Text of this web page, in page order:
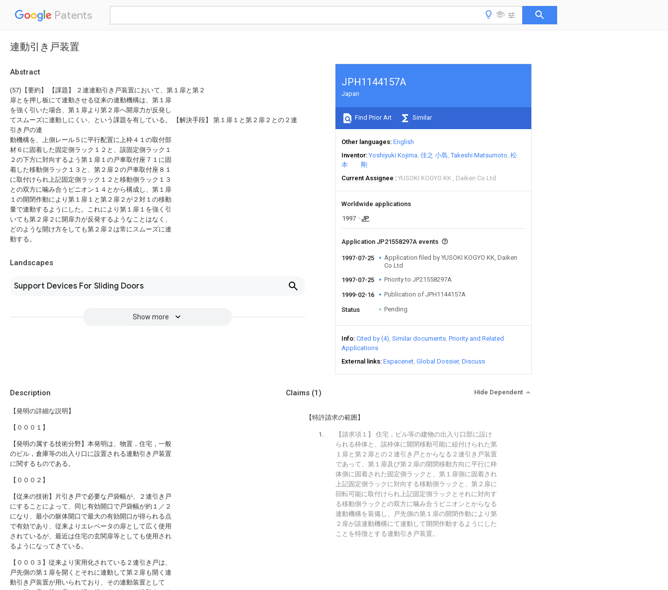
Patents
連動引き戸装置
Abstract
(57)【要約】 【課題】 ２連連動引き戸装置において、第１扉と第２
扉とを押し板にて連動させる従来の連動機構は、第１扉
を強く引いた場合、第１扉より第２扉へ開扉力が反発し
てスムーズに連動しにくい、という課題を有している。 【解決手段】 第１扉１と第２扉２との２連
引き戸の連
動機構を、上側レール５に平行配置に上枠４１の取付部
材６に固着した固定側ラック１２と、該固定側ラック１
２の下方に対向するよう第１扉１の戸車取付座７１に固
着した移動側ラック１３と、第２扉２の戸車取付座８１
に取付けられ上記固定側ラック１２と移動側ラック１３
との双方に噛み合うピニオン１４とから構成し、第１扉
１の開閉作動により第１扉１と第２扉２が２対１の移動
量で連動するようにした。これにより第１扉１を強く引
いても第２扉２に開扉力が反発するようなことはなく、
どのような開け方をしても第２扉２は常にスムーズに連
動する。
Landscapes
Support Devices For Sliding Doors
Show more
JPH1144157A
Japan
Find Prior Art Similar
Other languages English
Inventor Yoshiyuki Kojima 佳之 小島 Takeshi Matsumoto 松
本 剛
Current Assignee
YUSOKI KOGYO KK Daiken Co Ltd
Worldwide applications
1997
JP
Application JP21558297A events
1997-07-25
Application filed by YUSOKI KOGYO KK, Daiken
Co Ltd
1997-07-25
Priority to JP21558297A
1999-02-16 Publication of JPH1144157A
Status Pending
Info Cited by (4) Similar documents Priority and Related
Applications
External links Espacenet Global Dossier Discuss
Description
【発明の詳細な説明】
【０００１】
【発明の属する技術分野】本発明は、物置，住宅，一般
のビル，倉庫等の出入り口に設置される連動引き戸装置
に関するものである。
【０００２】
【従来の技術】片引き戸で必要な戸袋幅が、２連引き戸
にすることによって、同じ有効開口で戸袋幅が約１／２
になり、最小の躯体開口で最大の有効開口が得られる点
で有効であり、従来よりエレベータの扉として広く使用
されているが、最近は住宅の玄関扉等としても使用され
るようになってきている。
【０００３】従来より実用化されている２連引き戸は、
戸先側の第１扉を開くとそれに連動して第２扉も開く連
動引き戸装置が用いられており、その連動装置として
Claims (1) Hide Dependent
【特許請求の範囲】
【請求項１】 住宅，ビル等の建物の出入り口部に設け
られる枠体と、該枠体に開閉移動可能に組付けられた第
１扉と第２扉との２連引き戸とからなる２連引き戸装置
であって、第１扉及び第２扉の開閉移動方向に平行に枠
体側に固着された固定側ラックと、第１扉側に固着され
上記固定側ラックに対向する移動側ラックと、第２扉に
回転可能に取付けられ上記固定側ラックとそれに対向す
る移動側ラックとの双方に噛み合うピニオンとからなる
連動機構を装備し、戸先側の第１扉の開閉作動により第
２扉が該連動機構にて連動して開閉作動するようにした
ことを特徴とする連動引き戸装置。